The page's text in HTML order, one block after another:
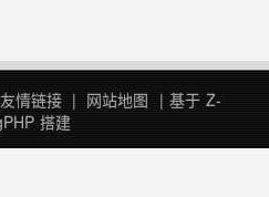
友情链接 | 网站地图 | 基于 Z-
搭建